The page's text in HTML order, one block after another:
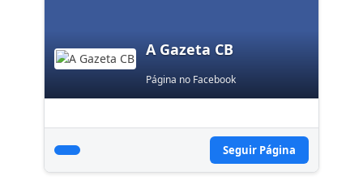
A Gazeta CB
Página no Facebook
Seguir Página